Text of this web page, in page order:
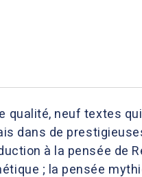
qualité, neuf textes
dans de
à la pensée de
; la pensée